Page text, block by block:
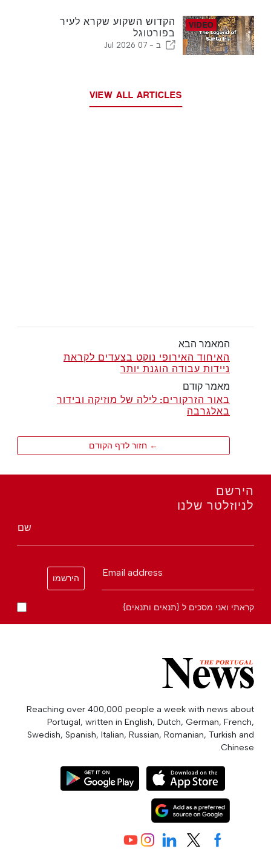
הקדוש השקוע שקרא לעיר
בפורטוגל
ב - 07 Jul 2026
VIEW ALL ARTICLES
המאמר הבא
האיחוד האירופי נוקט בצעדים לקראת
ניידות עבודה הוגנת יותר
מאמר קודם
באור הזרקורים: לילה של מוזיקה ובידור
באלגרבה
← חזור לדף הקודם
הירשם
לניוזלטר שלנו
שם
Email address
הירשמו
קראתי ואני מסכים ל {תנאים ותנאים}
Reaching over 400,000 people a week with news about
Portugal, written in English, Dutch, German, French,
Swedish, Spanish, Italian, Russian, Romanian, Turkish and
Chinese.